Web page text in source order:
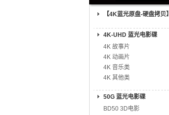
【4K蓝光原盘-硬盘拷贝】
4K-UHD 蓝光电影碟
4K 故事片
4K 动画片
4K 音乐类
4K 其他类
50G 蓝光电影碟
BD50 3D电影